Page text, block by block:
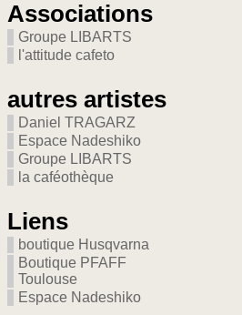
Associations
Groupe LIBARTS
l'attitude cafeto
autres artistes
Daniel TRAGARZ
Espace Nadeshiko
Groupe LIBARTS
la caféothèque
Liens
boutique Husqvarna
Boutique PFAFF
Toulouse
Espace Nadeshiko